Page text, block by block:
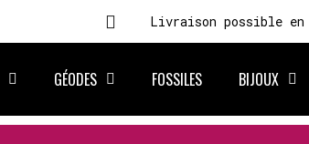
Livraison possible en
GÉODES FOSSILES BIJOUX